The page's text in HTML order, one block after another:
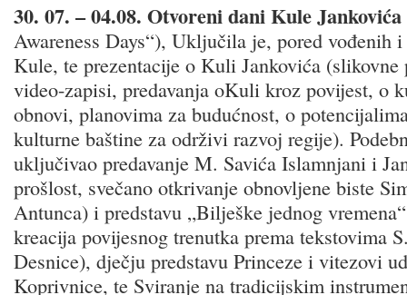
30. 07. – 04.08. Otvoreni dani Kule Jankovića
Awareness Days“), Uključila je, pored vođenih
Kule, te prezentacije o Kuli Jankovića
video-zapisi, predavanja oKuli kroz povijest, o
obnovi, planovima za budućnost, o
kulturne baštine za održivi razvoj regije).
uključivao predavanje M. Savića Islamnjani i
prošlost, svečano otkrivanje obnovljene biste
Antunca) i predstavu „Bilješke jednog
kreacija povijesnog trenutka prema tekstovima
Desnice), dječju predstavu Princeze i vitezovi
Koprivnice, te Sviranje na tradicijskim